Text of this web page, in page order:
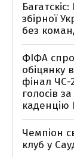
збірної
без
ФІФА
обіцянку
фінал ЧС-
голосів
каденцію
Чемпіон
клуб у